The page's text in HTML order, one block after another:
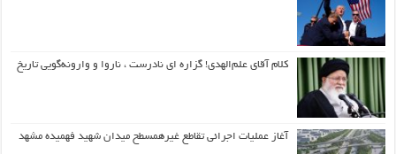
کلام آقای علم‌الهدی! گزاره ای نادرست ، ناروا و وارونه‌گویی تاریخ
آغاز عملیات اجرائی تقاطع غیرهمسطح میدان شهید فهمیده مشهد